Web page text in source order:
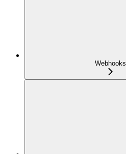
Webhooks